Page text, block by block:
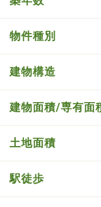
物件種別
建物構造
建物面積/専有面
土地面積
駅徒歩